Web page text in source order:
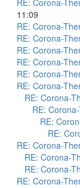
RE: Corona-
11:09
RE: Corona-
RE: Corona-
RE: Corona-
RE: Corona-
RE: Corona-
RE: Corona-
RE: Corona-
RE:
RE:
RE:
RE: Corona-
RE: Corona-
RE: Corona-
RE: Corona-